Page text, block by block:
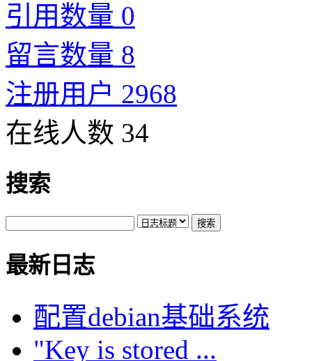
引用数量 0
留言数量 8
注册用户 2968
在线人数 34
搜索
最新日志
配置debian基础系统
"Key is stored ...